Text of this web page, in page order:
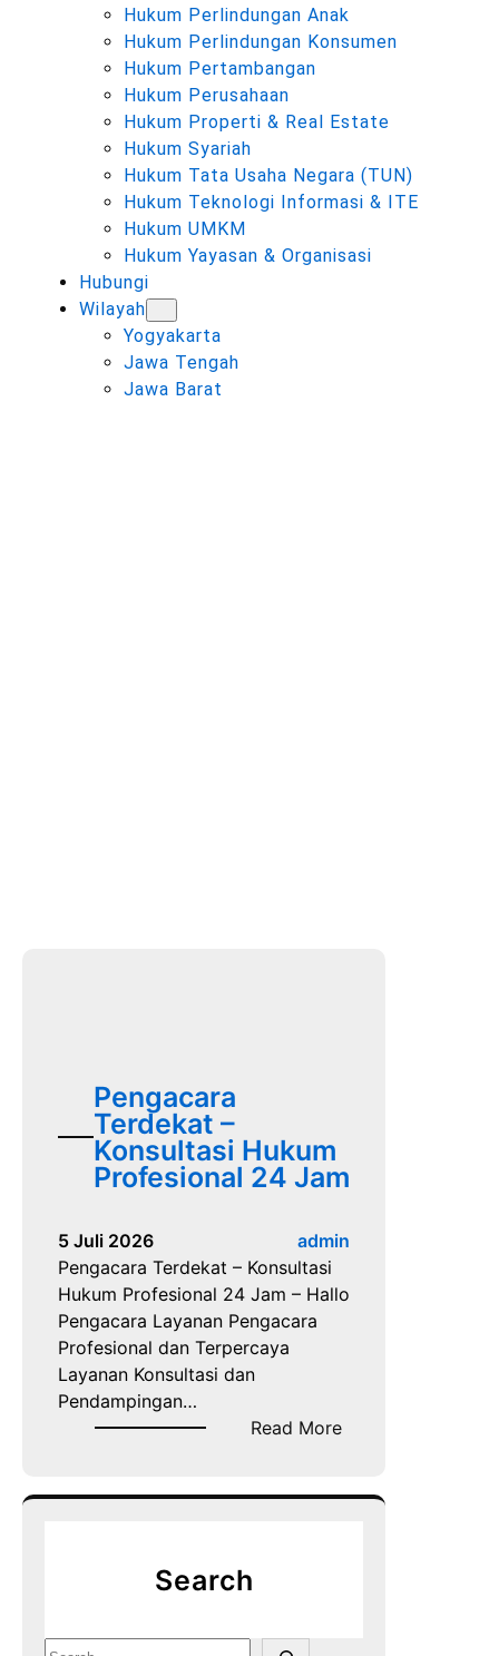
Hukum Perlindungan Anak
Hukum Perlindungan Konsumen
Hukum Pertambangan
Hukum Perusahaan
Hukum Properti & Real Estate
Hukum Syariah
Hukum Tata Usaha Negara (TUN)
Hukum Teknologi Informasi & ITE
Hukum UMKM
Hukum Yayasan & Organisasi
Hubungi
Wilayah
Yogyakarta
Jawa Tengah
Jawa Barat
Pengacara
Terdekat –
Konsultasi Hukum
Profesional 24 Jam
5 Juli 2026
admin
Pengacara Terdekat – Konsultasi
Hukum Profesional 24 Jam – Hallo
Pengacara Layanan Pengacara
Profesional dan Terpercaya
Layanan Konsultasi dan
Pendampingan…
Read More:
Search
S